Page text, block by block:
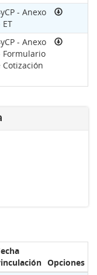
- Anexo
ET
- Anexo
Formulario
Cotización
Opciones